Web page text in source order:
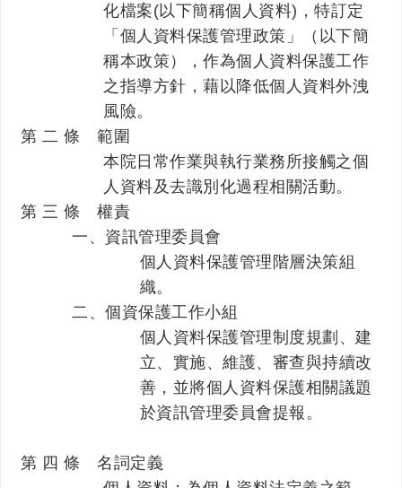
化檔案(以下簡稱個人資料)，特訂定
「個人資料保護管理政策」（以下簡
稱本政策），作為個人資料保護工作
之指導方針，藉以降低個人資料外洩
風險。
第 二 條 範圍
本院日常作業與執行業務所接觸之個
人資料及去識別化過程相關活動。
第 三 條 權責
一、資訊管理委員會
個人資料保護管理階層決策組
織。
二、個資保護工作小組
個人資料保護管理制度規劃、建
立、實施、維護、審查與持續改
善，並將個人資料保護相關議題
於資訊管理委員會提報。
第 四 條 名詞定義